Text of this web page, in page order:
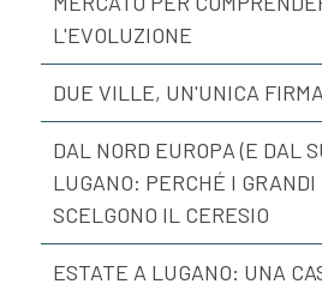
L'EVOLUZIONE
DUE VILLE, UN'UNICA
DAL NORD EUROPA (E DAL
LUGANO: PERCHÉ I GRANDI
SCELGONO IL CERESIO
ESTATE A LUGANO: UNA